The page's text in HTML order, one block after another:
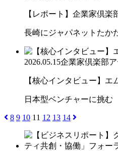
【レポート】企業家倶楽
長崎にジャパネットたか
2026.05.15企業家倶楽部
【核心インタビュー】
日本型ベンチャーに挑む
8 9 10 11 12 13 14